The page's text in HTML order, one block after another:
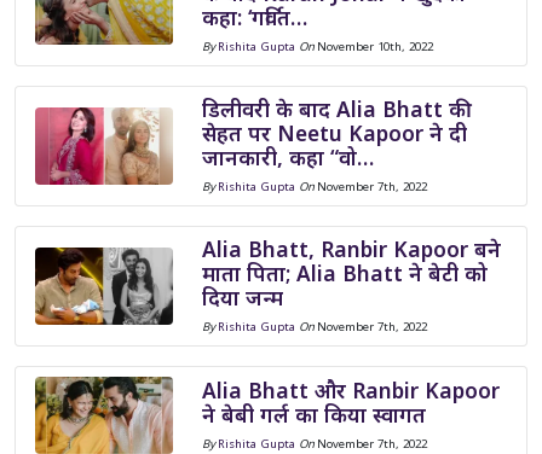
कहा: ‘गर्वित…
ByRishita Gupta On November 10th, 2022
डिलीवरी के बाद Alia Bhatt की
सेहत पर Neetu Kapoor ने दी
जानकारी, कहा “वो…
ByRishita Gupta On November 7th, 2022
Alia Bhatt, Ranbir Kapoor बने
माता पिता; Alia Bhatt ने बेटी को
दिया जन्म
ByRishita Gupta On November 7th, 2022
Alia Bhatt और Ranbir Kapoor
ने बेबी गर्ल का किया स्वागत
ByRishita Gupta On November 7th, 2022